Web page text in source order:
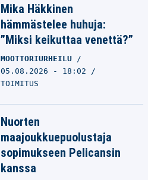
Mika Häkkinen
hämmästelee huhuja:
”Miksi keikuttaa venettä?”
MOOTTORIURHEILU
05.08.2026 - 18:02
TOIMITUS
Nuorten
maajoukkuepuolustaja
sopimukseen Pelicansin
kanssa